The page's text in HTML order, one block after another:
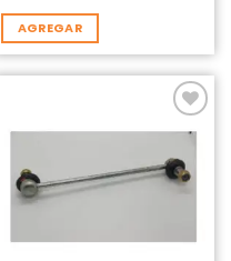
AGREGAR
Añadir
lista de
deseos